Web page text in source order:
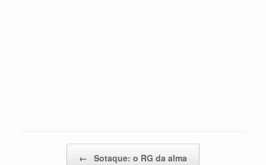
← Sotaque: o RG da alma